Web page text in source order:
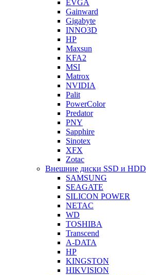
EVGA
Gainward
Gigabyte
INNO3D
HP
Maxsun
KFA2
MSI
Matrox
NVIDIA
Palit
PowerColor
Predator
PNY
Sapphire
Sinotex
XFX
Zotac
Внешние диски SSD и HDD
SAMSUNG
SEAGATE
SILICON POWER
NETAC
WD
TOSHIBA
Transcend
A-DATA
HP
KINGSTON
HIKVISION